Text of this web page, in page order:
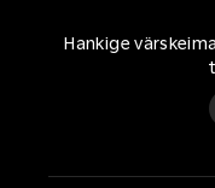
Hankige